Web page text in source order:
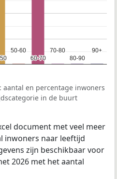
50-60
50-60
60-70
60-70
70-80
70-80
80-90
80-90
90+
90+
en percentage inwoners
in de buurt
document met veel meer
inwoners naar leeftijd
zijn beschikbaar voor
2026 met het aantal